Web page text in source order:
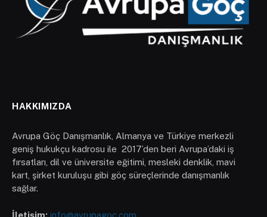
HAKKIMIZDA
Avrupa Göç Danışmanlık, Almanya ve Türkiye merkezli
geniş hukukçu kadrosu ile 2017’den beri Avrupa’daki iş
fırsatları, dil ve üniversite eğitimi, mesleki denklik, mavi
kart, şirket kuruluşu gibi göç süreçlerinde danışmanlık
sağlar.
İletişim: info@avrupagoc.com